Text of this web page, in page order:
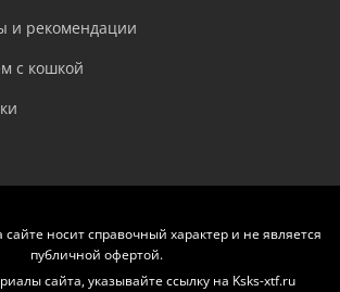
и рекомендации
с кошкой
носит справочный характер и не является
публичной офертой.
сайта, указывайте ссылку на Ksks-xtf.ru